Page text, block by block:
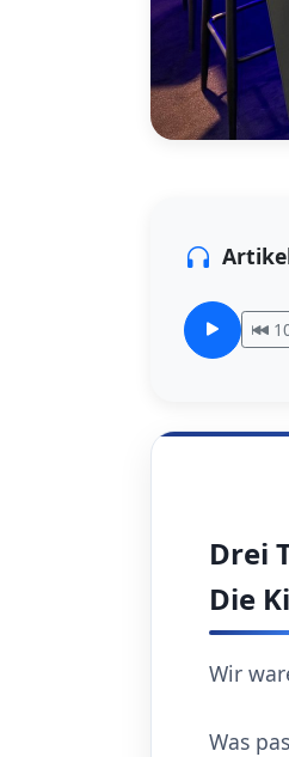
Drei
Die
Wir
Was